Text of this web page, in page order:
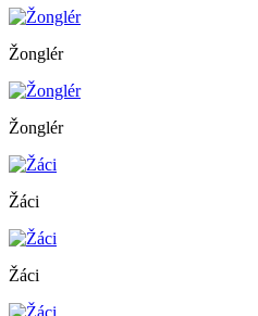
Žonglér
Žonglér
Žáci
Žáci